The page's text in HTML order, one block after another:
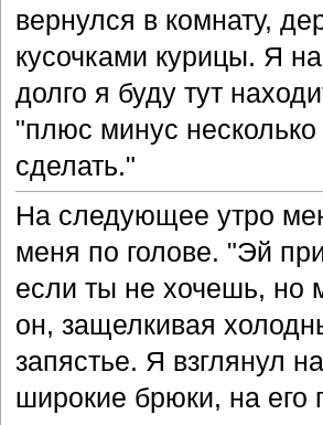
вернулся в комнату,
кусочками курицы. Я
долго я буду тут
"плюс минус
сделать."
На следующее утро
меня по голове. "Эй
если ты не хочешь, но
он, защелкивая
запястье. Я взглянул
широкие брюки, на его